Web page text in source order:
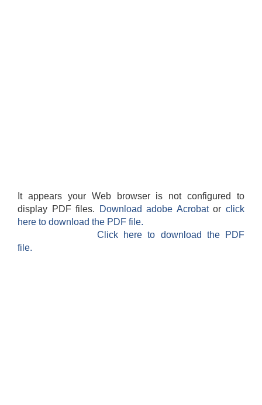
It appears your Web browser is not configured to
display PDF files.
Download adobe Acrobatorclick
here to download the PDF file.
Click here to download the PDF
file.